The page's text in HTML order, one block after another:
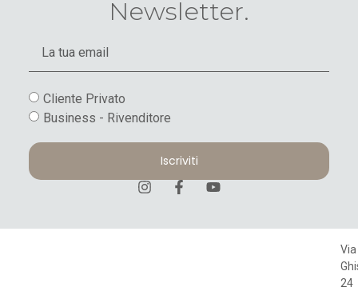
Newsletter.
Cliente Privato
Business - Rivenditore
Iscriviti
Via
24